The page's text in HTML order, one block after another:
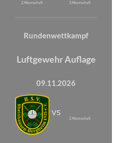
2. Mannschaft 3. Mannschaft
Rundenwettkampf
Luftgewehr Auflage
09.11.2026
vs
2. Mannschaft